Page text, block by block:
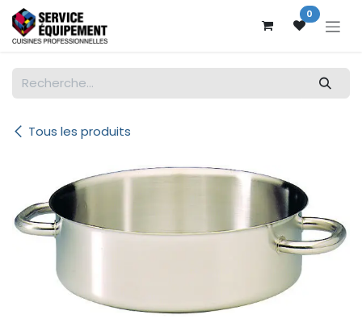
Se rendre au contenu 0
Tous les produits